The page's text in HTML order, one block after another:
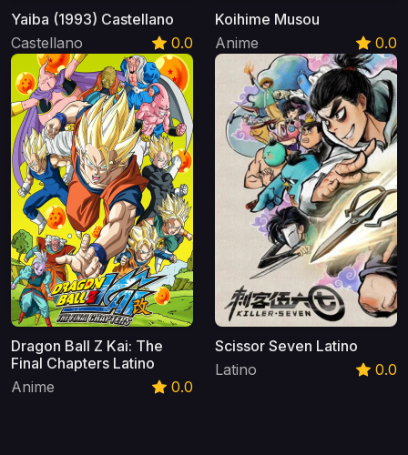
Yaiba (1993) Castellano
Castellano
0.0
Koihime Musou
Anime
0.0
Dragon Ball Z Kai: The
Final Chapters Latino
Anime
0.0
Scissor Seven Latino
Latino
0.0